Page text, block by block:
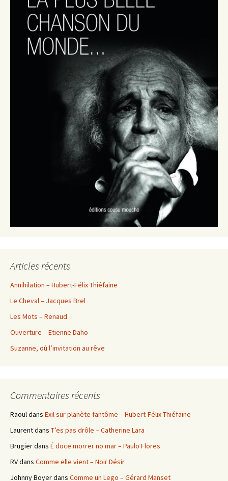
Articles récents
Annihilation – Hubert-Félix Thiéfaine
Le Cheval – Jacques Brel
Les Mots – Renaud
Ouverture – Etienne Daho
Suzanne, où l’invitation au rêve
Commentaires récents
Raouldans Exil sur planète fantôme – Hubert-Félix Thiéfaine
Laurentdans T’es pas drôle – Catherine Lara
Brugierdans É doce morrer no mar – Paulo Flores
RVdans Comme elle vient – Noir Désir
Johnny Boyerdans Comme un Lego – Gérard Manset